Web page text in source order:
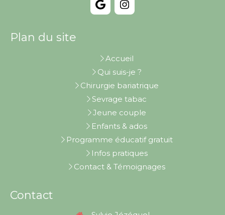
Plan du site
Accueil
Qui suis-je ?
Chirurgie bariatrique
Sevrage tabac
Jeune couple
Enfants & ados
Programme éducatif gratuit
Infos pratiques
Contact & Témoignages
Contact